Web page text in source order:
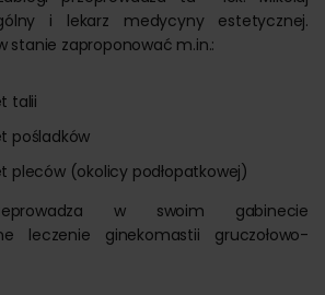
i lekarz medycyny estetycznej.
stanie zaproponować m.in.:
talii
pośladków
pleców (okolicy podłopatkowej)
w swoim gabinecie
leczenie ginekomastii gruczołowo-